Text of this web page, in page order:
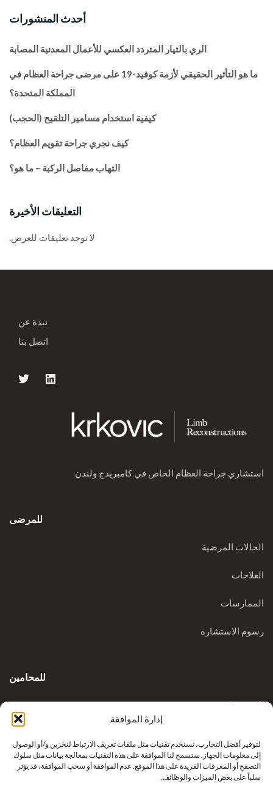
إدارة الموافقة
لتوفير أفضل التجارب، نستخدم تقنيات مثل ملفات تعريف الارتباط لتخزين و/أو الوصول
إلى معلومات الجهاز. ستسمح لنا الموافقة على هذه التقنيات بمعالجة بيانات مثل سلوك
التصفح أو المعرفات الفريدة على هذا الموقع. عدم الموافقة أو سحب الموافقة، قد يؤثر
سلباً على بعض الميزات والوظائف.
أحدث المنشورات
الري بالتيار المتردد العكسي للأعمال المعدنية المصابة
ما هو التأثير الحقيقي لأزمة كوفيد-19 على مرضى جراحة العظام في
المملكة المتحدة؟
كيفية استخدام مسامير التلقيح (الحجب)
كيف نجري جراحة تقويم العظام؟
التهاب مفاصل الركبة – ما هو؟
التعليقات الأخيرة
لا توجد تعليقات للعرض.
نبذة عن
اتصل بنا
استشاري جراحة العظام الخاص في كامبريدج ولندن
للمرضى
الحالات المرضية
العلاجات
الممارسات
رسوم الاستشارة
للمحامين
المدونة السريرية